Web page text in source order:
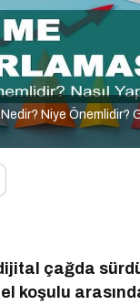
Niye Önemlidir?
çağda
koşulu